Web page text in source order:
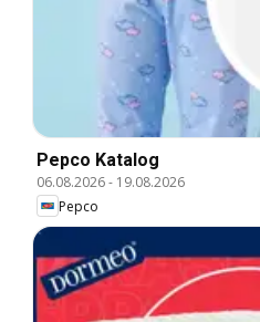
Pepco Katalog
06.08.2026- 19.08.2026
Pepco